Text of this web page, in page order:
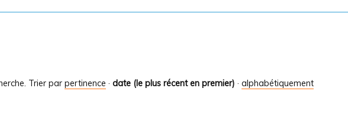
Trier par pertinence · date (le plus récent en premier) · alphabétiquement